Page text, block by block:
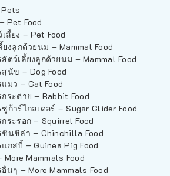
Pet Food
ลี้ยง – Pet Food
งลูกด้วยนม – Mammal Food
ตว์เลี้ยงลูกด้วยนม – Mammal Food
สุนัข – Dog Food
มว – Cat Food
ระต่าย – Rabbit Food
ก้าร์ไกลเดอร์ – Sugar Glider Food
ระรอก – Squirrel Food
ชินชิล่า – Chinchilla Food
กสบี้ – Guinea Pig Food
Mammals Food
นๆ – More Mammals Food